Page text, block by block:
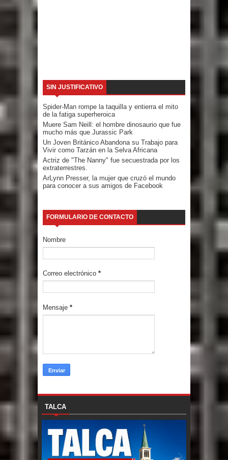
SIN JUSTIFICATIVO
Spider-Man rompe la taquilla y entierra el mito
de la fatiga superheroica
Muere Sam Neill: el hombre dinosaurio que fue
mucho más que Jurassic Park
Un Joven Británico Abandona su Trabajo para
Vivir como Tarzán en la Selva Africana
Actriz de "The Nanny" fue secuestrada por los
extraterrestres.
ArLynn Presser, la mujer que cruzó el mundo
para conocer a sus amigos de Facebook
FORMULARIO DE CONTACTO
Nombre
Correo electrónico *
Mensaje *
TALCA